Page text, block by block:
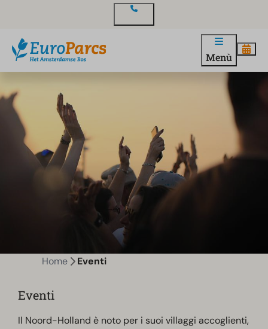
Menù
Home Eventi
Eventi
Il Noord-Holland è noto per i suoi villaggi accoglienti,